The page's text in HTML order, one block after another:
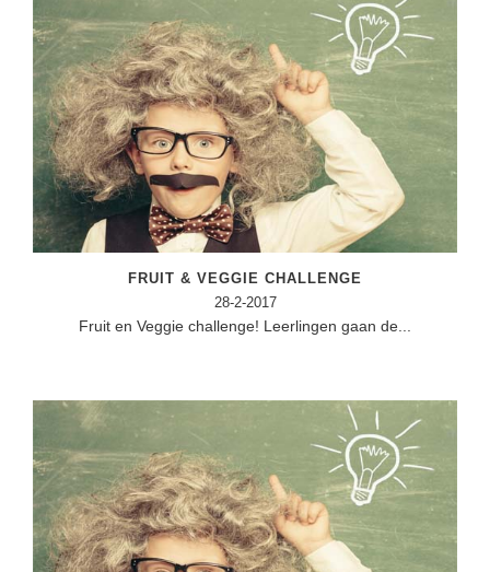
FRUIT & VEGGIE CHALLENGE
28-2-2017
Fruit en Veggie challenge! Leerlingen gaan de...